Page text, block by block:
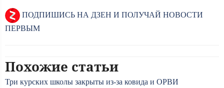
ПОДПИШИСЬ НА ДЗЕН И ПОЛУЧАЙ НОВОСТИ
ПЕРВЫМ
Похожие статьи
Три курских школы закрыты из-за ковида и ОРВИ